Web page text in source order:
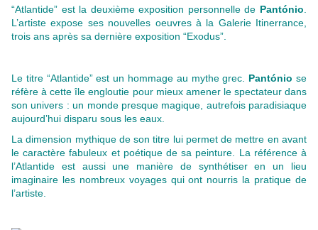
“Atlantide” est la deuxième exposition personnelle de Pantónio
L’artiste expose ses nouvelles oeuvres à la Galerie Itinerrance,
trois ans après sa dernière exposition “Exodus”.
Le titre “Atlantide” est un hommage au mythe grec. Pantónio se
réfère à cette île engloutie pour mieux amener le spectateur dans
son univers : un monde presque magique, autrefois paradisiaque
aujourd’hui disparu sous les eaux.
La dimension mythique de son titre lui permet de mettre en avant
le caractère fabuleux et poétique de sa peinture. La référence à
l’Atlantide est aussi une manière de synthétiser en un lieu
imaginaire les nombreux voyages qui ont nourris la pratique de
l’artiste.